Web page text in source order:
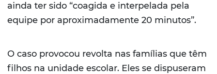
ainda ter sido “coagida e interpelada pela
equipe por aproximadamente 20 minutos”.
O caso provocou revolta nas famílias que têm
filhos na unidade escolar. Eles se dispuseram